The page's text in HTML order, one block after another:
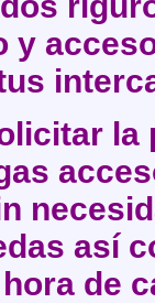
y
así
de